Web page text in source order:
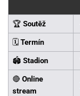
🏆 Soutěž
🗓️ Termín
🏟️ Stadion
🔴 Online
stream